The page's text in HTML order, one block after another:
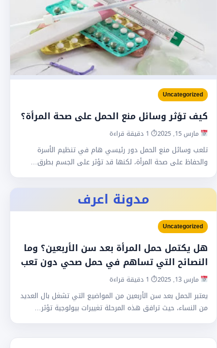
Uncategorized
كيف تؤثر وسائل منع الحمل على صحة المرأة؟
مارس 15, 2025 ⏱ 1 دقيقة قراءة
تلعب وسائل منع الحمل دور رئيسي هام في تنظيم الأسرة
والحفاظ على صحة المرأة، لكنها قد تؤثر على الجسم بطرق…
مدونة اعرف
Uncategorized
هل يكتمل حمل المرأة بعد سن الأربعين؟ وما
النصائح التي تساهم في حمل صحي دون تعب
مارس 13, 2025 ⏱ 1 دقيقة قراءة
يعتبر الحمل بعد سن الأربعين من المواضيع التي تشغل بال العديد
من النساء، حيث ترافق هذه المرحلة تغييرات بيولوجية تؤثر…